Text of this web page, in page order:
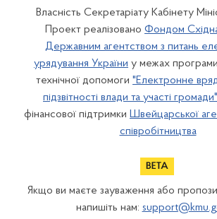
Власність Секретаріату Кабінету
Проект реалізовано Фондом
Державним агентством з питань
урядування України у межах
технічної допомоги "Електронне
підзвітності влади та участі громади"
фінансової підтримки Швейцарської
співробітництва
Якщо ви маєте зауваження або
напишіть нам: